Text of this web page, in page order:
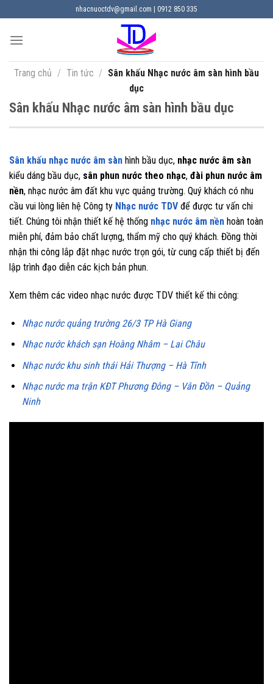
đến
nhacnuoctdv@gmail.com | 0912 850 335
Trang chủ / Tin tức / Sân khấu Nhạc nước âm sàn hình bầu
dục
Sân khấu Nhạc nước âm sàn hình bầu dục
Sân khấu nhạc nước âm sàn hình bầu dục, nhạc nước âm sàn
kiểu dáng bầu dục, sân phun nước theo nhạc, đài phun nước âm
nền, nhạc nước âm đất khu vực quảng trường. Quý khách có nhu
cầu vui lòng liên hệ Công ty Nhạc nước TDV để được tư vấn chi
tiết. Chúng tôi nhận thiết kế hệ thống nhạc nước âm nền hoàn toàn
miễn phí, đảm bảo chất lượng, thẩm mỹ cho quý khách. Đồng thời
nhận thi công lắp đặt nhạc nước trọn gói, từ cung cấp thiết bị đến
lập trình đạo diễn các kịch bản phun.
Xem thêm các video nhạc nước được TDV thiết kế thi công:
Nhạc nước quảng trường 26/3 TP Hà Giang
Nhạc nước khách sạn Hoàng Nhâm – Lai Châu
Nhạc nước khu sinh thái Hải Thượng – Hà Tĩnh
Nhạc nước ma trận KĐT Phương Đông – Vân Đồn – Quảng
Ninh